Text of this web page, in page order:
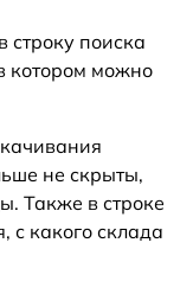
строку поиска
котором можно
не скрыты,
Также в строке
с какого склада